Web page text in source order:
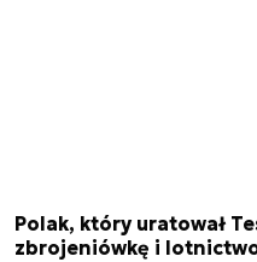
Polak, który uratował
zbrojeniówkę i